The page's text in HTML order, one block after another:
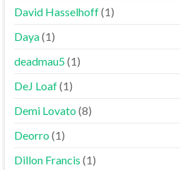
David Hasselhoff(1)
Daya(1)
deadmau5(1)
DeJ Loaf(1)
Demi Lovato(8)
Deorro(1)
Dillon Francis (1)